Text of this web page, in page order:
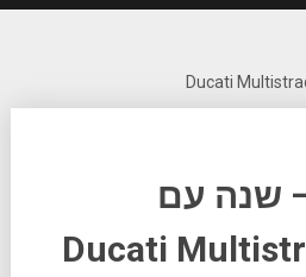
שנה עם
Ducati